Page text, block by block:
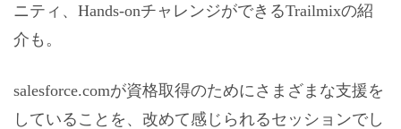
ニティ、Hands-onチャレンジができるTrailmixの紹
介も。
salesforce.comが資格取得のためにさまざまな支援を
していることを、改めて感じられるセッションでし